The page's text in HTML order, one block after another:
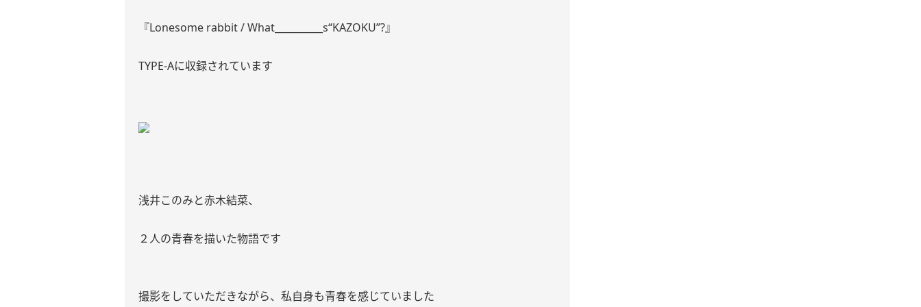
『Lonesome rabbit / What__________s“KAZOKU”?』
TYPE-Aに収録されています
浅井このみと赤木結菜、
２人の青春を描いた物語です
撮影をしていただきながら、私自身も青春を感じていました